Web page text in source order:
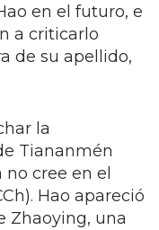
en el futuro, e
a criticarlo
de su apellido,
la
Tiananmén
cree en el
Hao apareció
Zhaoying, una